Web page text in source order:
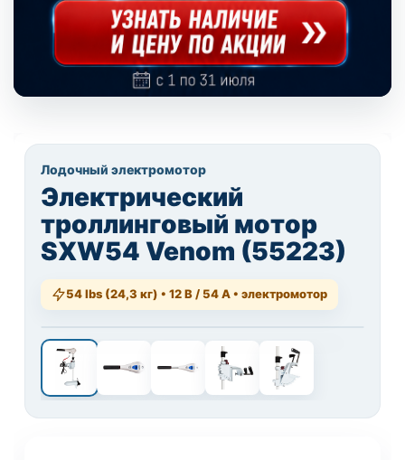
Лодочный электромотор
Электрический
троллинговый мотор
SXW54 Venom (55223)
54 lbs (24,3 кг) • 12 В / 54 А • электромотор